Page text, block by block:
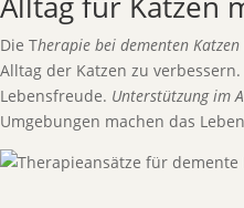
Die Therapie bei dementen Katzen
Alltag der Katzen zu
Lebensfreude. Unterstützung im
Umgebungen machen das